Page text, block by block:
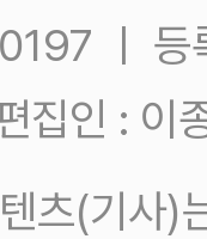
ㅣ
집인 : 이
츠(기사)